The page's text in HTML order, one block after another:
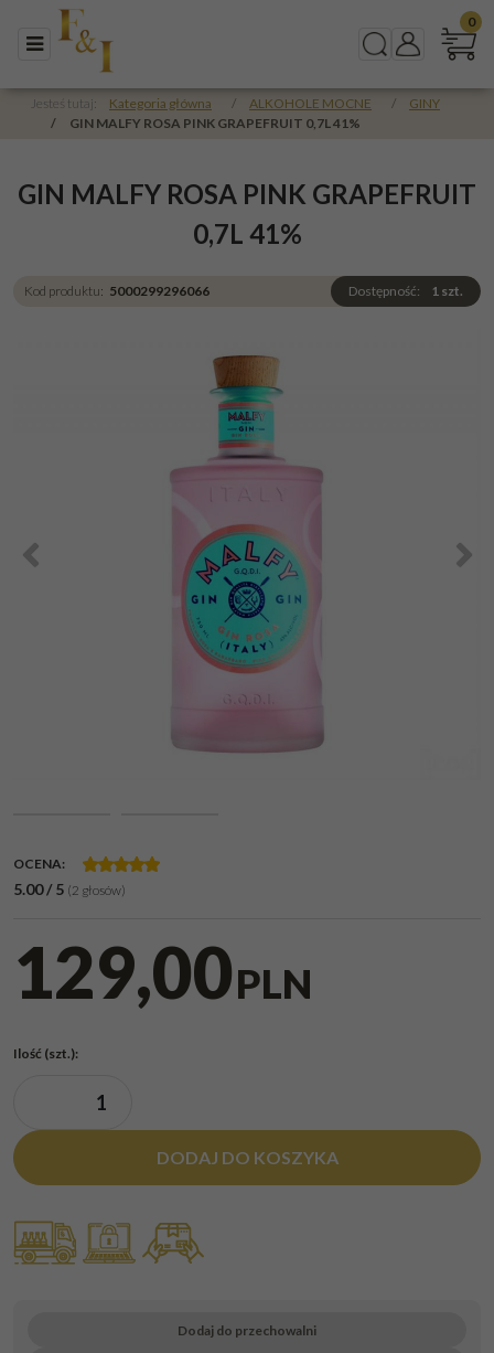
Menu SzukajPanel
0
Jesteś tutaj: Kategoria główna / ALKOHOLE MOCNE /
GINY
/
GIN MALFY ROSA PINK GRAPEFRUIT 0,7L 41%
GIN MALFY ROSA PINK GRAPEFRUIT
0,7L 41%
Kod produktu: 5000299296066 Dostępność: 1 szt.
<
OCENA:
5.00/5 (2 głosów)
129,00PLN
Ilość (szt.):
DODAJ DO KOSZYKA
Dodaj do przechowalni